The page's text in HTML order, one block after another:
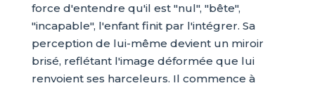
force d'entendre qu'il est "nul", "bête",
"incapable", l'enfant finit par l'intégrer. Sa
perception de lui-même devient un miroir
brisé, reflétant l'image déformée que lui
renvoient ses harceleurs. Il commence à